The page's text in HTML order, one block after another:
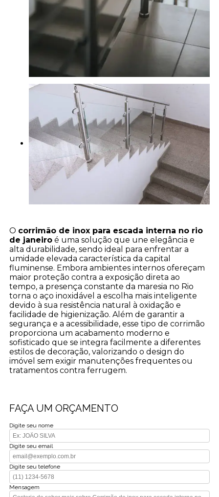
O corrimão de inox para escada interna no rio
de janeiro é uma solução que une elegância e
alta durabilidade, sendo ideal para enfrentar a
umidade elevada característica da capital
fluminense. Embora ambientes internos ofereçam
maior proteção contra a exposição direta ao
tempo, a presença constante da maresia no Rio
torna o aço inoxidável a escolha mais inteligente
devido à sua resistência natural à oxidação e
facilidade de higienização. Além de garantir a
segurança e a acessibilidade, esse tipo de corrimão
proporciona um acabamento moderno e
sofisticado que se integra facilmente a diferentes
estilos de decoração, valorizando o design do
imóvel sem exigir manutenções frequentes ou
tratamentos contra ferrugem.
FAÇA UM ORÇAMENTO
Digite seu nome
Digite seu email
Digite seu telefone
Mensagem